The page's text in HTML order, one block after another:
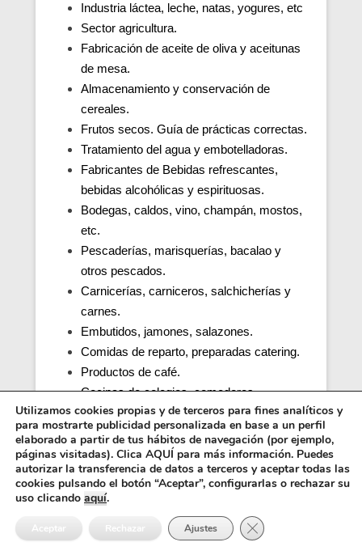
Industria láctea, leche, natas, yogures, etc
Sector agricultura.
Fabricación de aceite de oliva y aceitunas
de mesa.
Almacenamiento y conservación de
cereales.
Frutos secos. Guía de prácticas correctas.
Tratamiento del agua y embotelladoras.
Fabricantes de Bebidas refrescantes,
bebidas alcohólicas y espirituosas.
Bodegas, caldos, vino, champán, mostos,
etc.
Pescaderías, marisquerías, bacalao y
otros pescados.
Carnicerías, carniceros, salchicherías y
carnes.
Embutidos, jamones, salazones.
Comidas de reparto, preparadas catering.
Productos de café.
Cocinas de colegios, comedores
escolares, guarderías, parvularios.
Cocinas y comedores de residencias de
ancianos (tercera edad).
Cocina, obrador y comedor de hospitales y
penitenciarias.
Distribuidores alimentos, transporte y
distribución.
Utilizamos cookies propias y de terceros para fines analíticos y
para mostrarte publicidad personalizada en base a un perfil
elaborado a partir de tus hábitos de navegación (por ejemplo,
páginas visitadas). Clica AQUÍ para más información. Puedes
autorizar la transferencia de datos a terceros y aceptar todas las
cookies pulsando el botón “Aceptar”, configurarlas o rechazar su
uso clicando aquí.
Aceptar Rechazar Ajustes Cerrar el banner de